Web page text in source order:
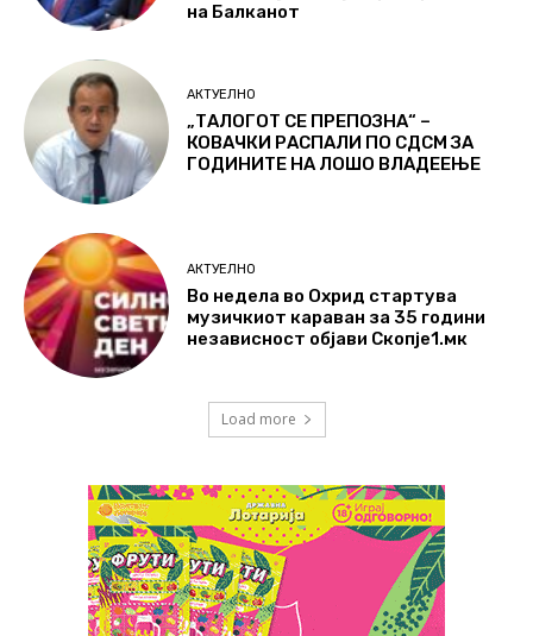
на Балканот
АКТУЕЛНО
„ТАЛОГОТ СЕ ПРЕПОЗНА“ –
КОВАЧКИ РАСПАЛИ ПО СДСМ ЗА
ГОДИНИТЕ НА ЛОШО ВЛАДЕЕЊЕ
АКТУЕЛНО
Во недела во Охрид стартува
музичкиот караван за 35 години
независност објави Скопје1.мк
Load more